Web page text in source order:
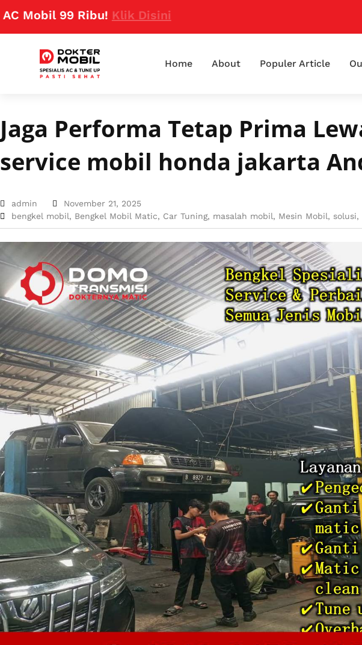
99 Ribu!Klik Disini
Home About Populer Article
Jaga Performa Tetap Prima
service mobil honda jakarta
admin
November 21, 2025
bengkel mobil, Bengkel Mobil Matic, Car Tuning, masalah mobil, Mesin Mobil, solusi,